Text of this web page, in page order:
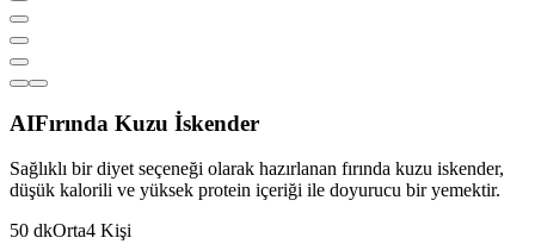
AIFırında Kuzu İskender
Sağlıklı bir diyet seçeneği olarak hazırlanan fırında kuzu iskender,
düşük kalorili ve yüksek protein içeriği ile doyurucu bir yemektir.
50 dkOrta4 Kişi